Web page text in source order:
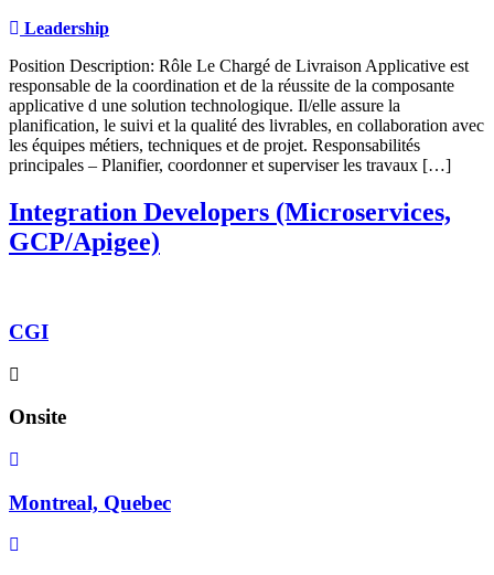
Leadership
Position Description: Rôle Le Chargé de Livraison Applicative est
responsable de la coordination et de la réussite de la composante
applicative d une solution technologique. Il/elle assure la
planification, le suivi et la qualité des livrables, en collaboration avec
les équipes métiers, techniques et de projet. Responsabilités
principales – Planifier, coordonner et superviser les travaux […]
Integration Developers (Microservices,
GCP/Apigee)
CGI
Onsite
Montreal, Quebec